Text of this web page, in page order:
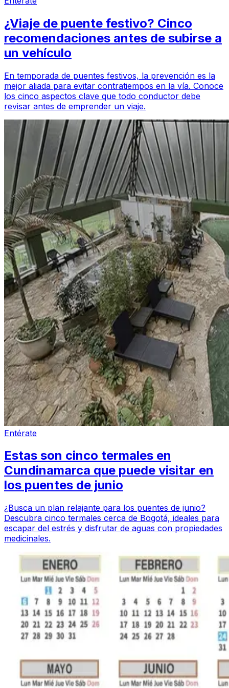
¿Viaje de puente festivo? Cinco
recomendaciones antes de subirse a
un vehículo
En temporada de puentes festivos, la prevención es la
mejor aliada para evitar contratiempos en la vía. Conoce
los cinco aspectos clave que todo conductor debe
revisar antes de emprender un viaje.
Entérate
Estas son cinco termales en
Cundinamarca que puede visitar en
los puentes de junio
¿Busca un plan relajante para los puentes de junio?
Descubra cinco termales cerca de Bogotá, ideales para
escapar del estrés y disfrutar de aguas con propiedades
medicinales.